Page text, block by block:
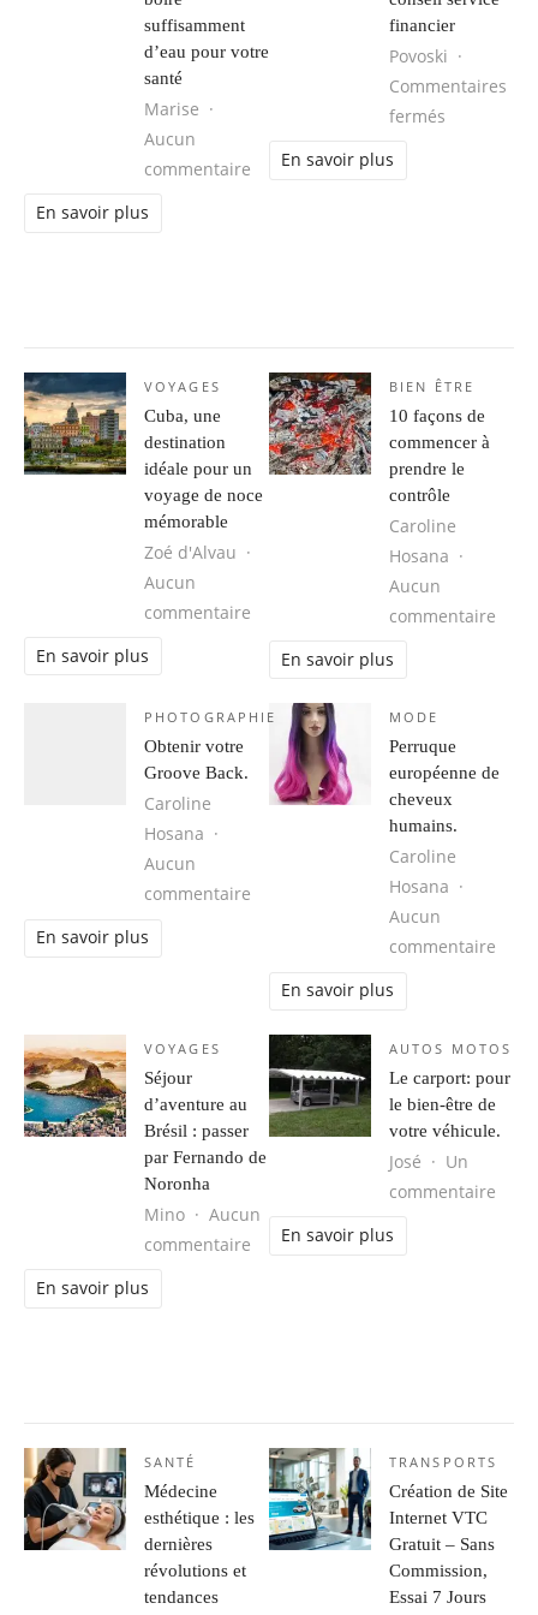
suffisamment
d’eau pour votre
santé
Marise
Aucun
commentaire sur Hydratation optimale :
En savoir plus
financier
Povoski
Commentaires
fermés
En savoir plus
VOYAGES
Cuba, une
destination
idéale pour un
voyage de noce
mémorable
Zoé d'Alvau
Aucun
commentaire sur Cuba, une destination idéale
En savoir plus
BIEN ÊTRE
10 façons de
commencer à
prendre le
contrôle
Caroline
Hosana
Aucun
commentaire
En savoir plus
PHOTOGRAPHIE
Obtenir votre
Groove Back.
Caroline
Hosana
Aucun
commentaire sur Obtenir votre Groove Back.
En savoir plus
MODE
Perruque
européenne de
cheveux
humains.
Caroline
Hosana
Aucun
commentaire
En savoir plus
VOYAGES
Séjour
d’aventure au
Brésil : passer
par Fernando de
Noronha
Mino
Aucun
commentaire sur Séjour d’aventure au Brésil :
En savoir plus
AUTOS MOTOS
Le carport: pour
le bien-être de
votre véhicule.
José
Un
commentaire
En savoir plus
SANTÉ
Médecine
esthétique : les
dernières
révolutions et
tendances
TRANSPORTS
Création de Site
Internet VTC
Gratuit – Sans
Commission,
Essai 7 Jours